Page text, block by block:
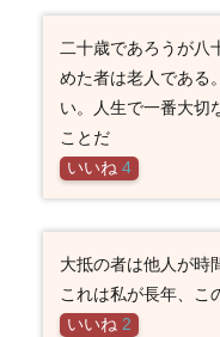
二十歳であろうが八
めた者は老人である
い。人生で一番大切
ことだ
いいね 4
大抵の者は他人が時
これは私が長年、こ
いいね 2